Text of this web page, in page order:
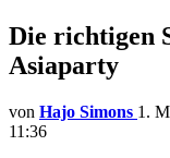
Die richtigen
Asiaparty
von Hajo Simons 1.
11:36